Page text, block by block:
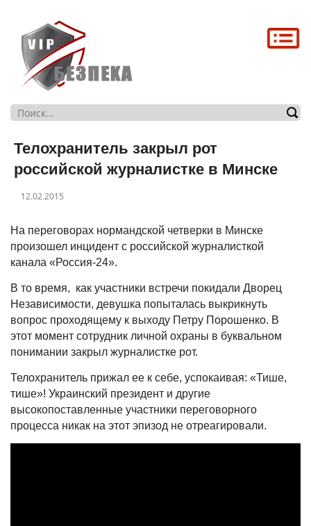
Про нас
Магазин
Контакти
Телохранитель закрыл рот
российской журналистке в Минске
12.02.2015
На переговорах нормандской четверки в Минске
произошел инцидент с российской журналисткой
канала «Россия-24».
В то время, как участники встречи покидали Дворец
Независимости, девушка попыталась выкрикнуть
вопрос проходящему к выходу Петру Порошенко. В
этот момент сотрудник личной охраны в буквальном
понимании закрыл журналистке рот.
Телохранитель прижал ее к себе, успокаивая: «Тише,
тише»! Украинский президент и другие
высокопоставленные участники переговорного
процесса никак на этот эпизод не отреагировали.